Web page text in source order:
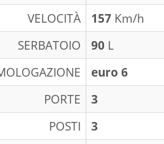
VELOCITÀ
157 Km/h
SERBATOIO
90 L
euro 6
PORTE
3
POSTI
3